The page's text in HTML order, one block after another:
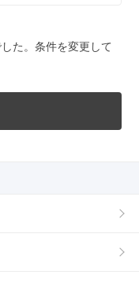
た。条件を変更して